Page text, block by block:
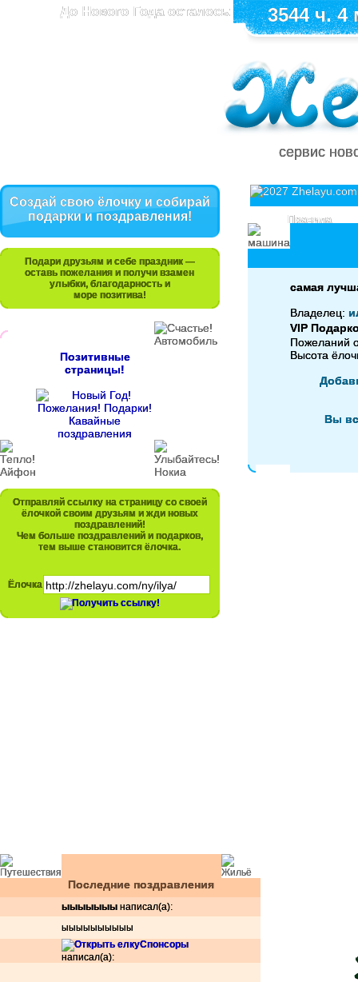
До Нового Года осталось: 3544 ч. 4
сервис
Создай свою ёлочку и собирай
подарки и поздравления!
Подари друзьям и себе праздник —
оставь пожелания и получи взамен
улыбки, благодарность и
море позитива!
Позитивные
страницы!
Отправляй ссылку на страницу со своей
ёлочкой своим друзьям и жди новых
поздравлений!
Чем больше поздравлений и подарков,
тем выше становится ёлочка.
Ёлочка
Последние поздравления
ыыыыыыы написал(а):
ыыыыыыыыыы
Спонсоры
написал(а):
Правила
самая
Владелец:
VIP
Пожеланий
Высота
Вы